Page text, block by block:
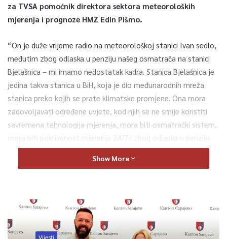
za TVSA pomoćnik direktora sektora meteoroloških
mjerenja i prognoze HMZ Edin Pišmo.
“On je duže vrijeme radio na meteorološkoj stanici Ivan sedlo,
međutim zbog odlaska u penziju našeg osmatrača na stanici
Bjelašnica – mi imamo nedostatak kadra. Stanica Bjelašnica je
jedina takva stanica u BiH, koja je dio međunarodnih mreža
stanica preko kojih se prate klimatske promjene. Ona mora
zadovoljavati određene uvjete, kod njih se ne smije koristiti
savremena tehnologija mjerenja, mora biti osmatrački sistem,
mora biti pokrivenost mjerenja 24/7 i zbog odlaska u penziju
na toj stanici smo imali manjak uposlenog. Zato smo ovoga
uposlenika prebacili sa Ivan sedla na Bjelašnicu.
na Bjelašnicu. Svi oni znaju da kad krenu da se penju da
procijene situaciju sigurnosti da li mogu izaći na stanicu
bezbjedno. Prilikom izlaska osmatrač koji se penje i onaj koji je
Show More
Vijesti